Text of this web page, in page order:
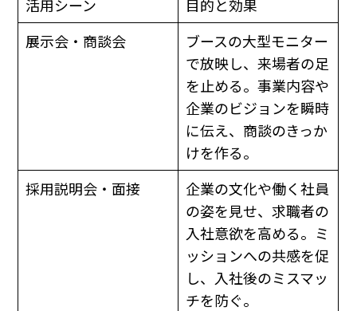
活用シーン
目的と効果
展示会・商談会
ブースの大型モニター
で放映し、来場者の足
を止める。事業内容や
企業のビジョンを瞬時
に伝え、商談のきっか
けを作る。
採用説明会・面接
企業の文化や働く社員
の姿を見せ、求職者の
入社意欲を高める。ミ
ッションへの共感を促
し、入社後のミスマッ
チを防ぐ。